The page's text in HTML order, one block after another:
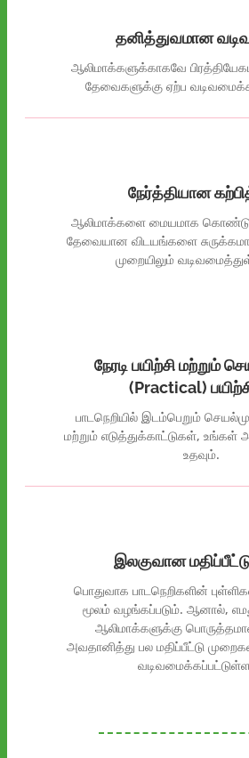
தனித்துவமான
ஆலிமாக்களுக்காகவே
தேவைகளுக்கு ஏற்ப
நேர்த்தியான
ஆலிமாக்களை மையமாக கொண்டு
தேவையான விடயங்களை
முறையிலும்
நேரடி பயிற்சி மற்றும்
(Practical)
பாடநெறியில் இடம்பெறும்
மற்றும் எடுத்துக்காட்டுகள், உங்கள்
உதவும்.
இலகுவான
பொதுவாக பாடநெறிகளின்
மூலம் வழங்கப்படும். ஆனால்,
ஆலிமாக்களுக்கு
அவதானித்து பல மதிப்பீட்டு